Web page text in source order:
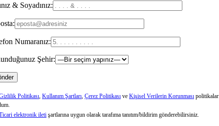
& Soyadınız:
Numaranız:
Şehir:
Politikası Kullanım Şartları Çerez Politikası ve Kişisel Verilerin Korunması
elektronik ileti şartlarına uygun olarak tarafıma tanıtım/bildirim gönderebilirsiniz.